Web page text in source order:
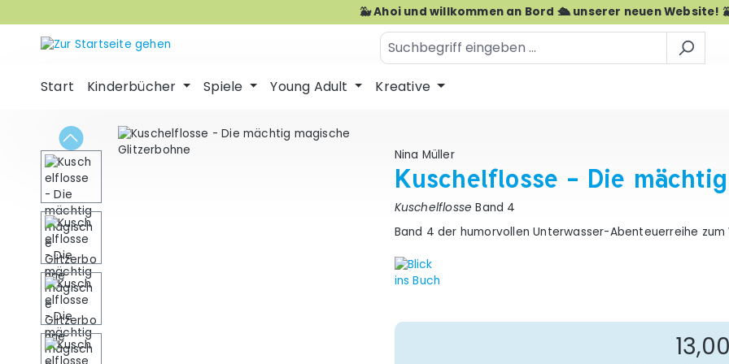
🐳 Ahoi und willkommen an Bord 🛳️ unserer neuen Website!
Start Kinderbücher Spiele Young Adult Kreative
Bildergalerie überspringen
Nina Müller
Kuschelflosse - Die
KuschelflosseBand 4
Band 4 der humorvollen Unterwasser-Abenteuerreihe zum